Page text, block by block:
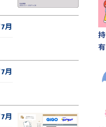
7月
7月
7月